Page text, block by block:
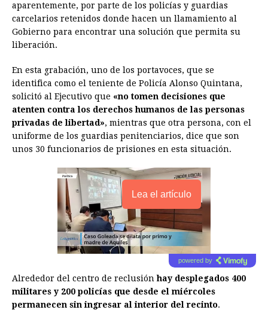
aparentemente, por parte de los policías y guardias
carcelarios retenidos donde hacen un llamamiento al
Gobierno para encontrar una solución que permita su
liberación.
En esta grabación, uno de los portavoces, que se
identifica como el teniente de Policía Alonso Quintana,
solicitó al Ejecutivo que «no tomen decisiones que
atenten contra los derechos humanos de las personas
privadas de libertad», mientras que otra persona, con el
uniforme de los guardias penitenciarios, dice que son
unos 30 funcionarios de prisiones en esta situación.
Lea el artículo
powered by
Alrededor del centro de reclusiónhay desplegados 400
militares y 200 policías que desde el miércoles
permanecen sin ingresar al interior del recinto.